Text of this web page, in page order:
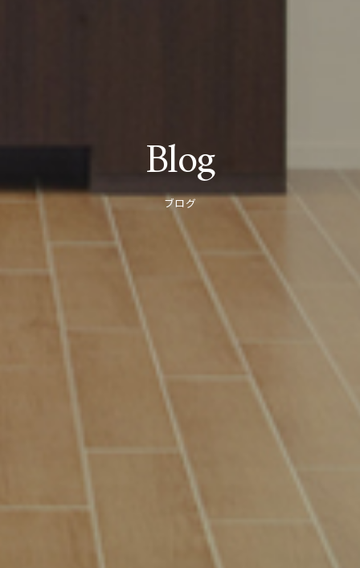
Blog
ブログ